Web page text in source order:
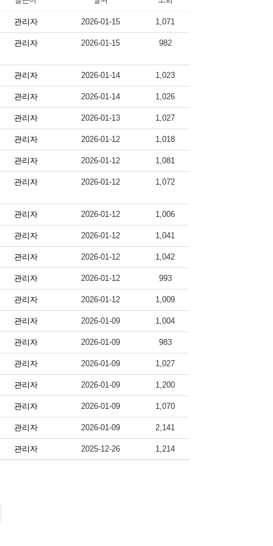
관리자 2026-01-15 1,071
관리자 2026-01-15 982
관리자 2026-01-14 1,023
관리자 2026-01-14 1,026
관리자 2026-01-13 1,027
관리자 2026-01-12 1,018
관리자 2026-01-12 1,081
관리자 2026-01-12 1,072
관리자 2026-01-12 1,006
관리자 2026-01-12 1,041
관리자 2026-01-12 1,042
관리자 2026-01-12 993
관리자 2026-01-12 1,009
관리자 2026-01-09 1,004
관리자 2026-01-09 983
관리자 2026-01-09 1,027
관리자 2026-01-09 1,200
관리자 2026-01-09 1,070
관리자 2026-01-09 2,141
관리자 2025-12-26 1,214